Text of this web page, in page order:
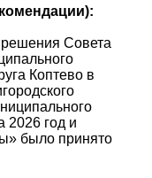
решения Совета
Коптево в
2026 год и
было принято